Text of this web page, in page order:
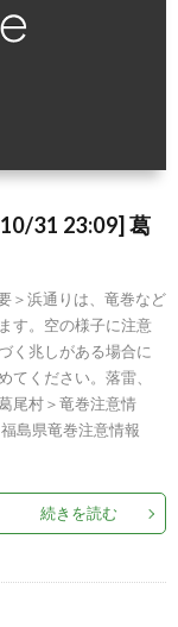
31 23:09] 葛
浜通りは、竜巻など
す。空の様子に注意
く兆しがある場合に
てください。落雷、
尾村＞竜巻注意情
島県竜巻注意情報
続きを読む